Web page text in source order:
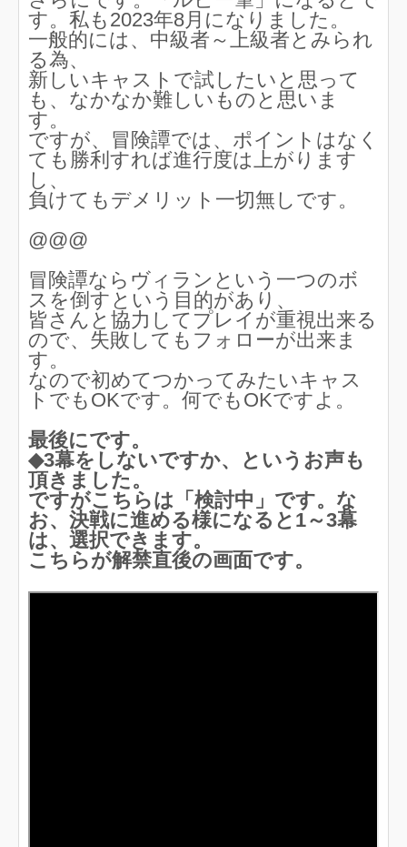
す。私も2023年8月になりました。
一般的には、中級者～上級者とみられ
る為、
新しいキャストで試したいと思って
も、なかなか難しいものと思いま
す。
ですが、冒険譚では、ポイントはなく
ても勝利すれば進行度は上がります
し、
負けてもデメリット一切無しです。
@@@
冒険譚ならヴィランという一つのボ
スを倒すという目的があり、
皆さんと協力してプレイが重視出来る
ので、失敗してもフォローが出来ま
す。
なので初めてつかってみたいキャス
トでもOKです。何でもOKですよ。
最後にです。
◆3幕をしないですか、というお声も
頂きました。
ですがこちらは「検討中」です。な
お、決戦に進める様になると1～3幕
は、選択できます。
こちらが解禁直後の画面です。